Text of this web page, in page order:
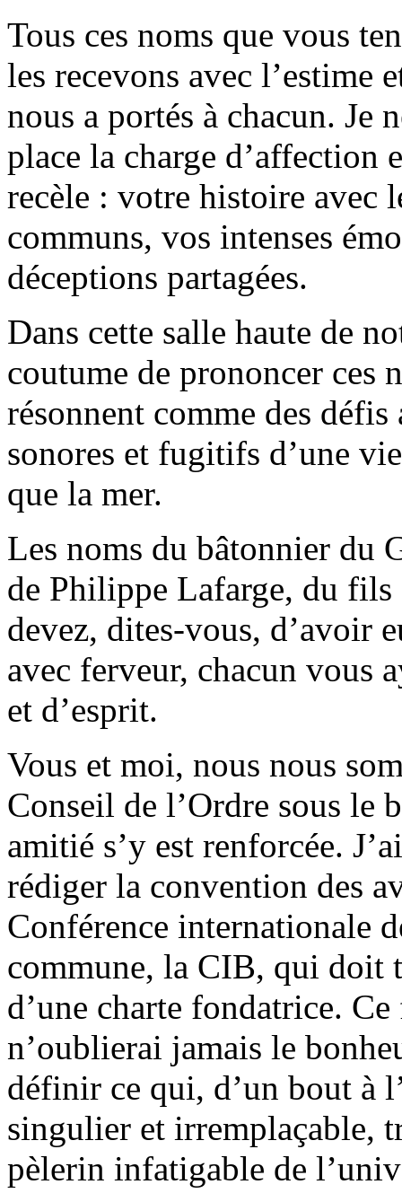
Tous ces noms que vous
les recevons avec l’estime
nous a portés à chacun. Je
place la charge d’affection
recèle : votre histoire avec
communs, vos intenses
déceptions partagées.
Dans cette salle haute de
coutume de prononcer ces
résonnent comme des
sonores et fugitifs d’une
que la mer.
Les noms du bâtonnier du
de Philippe Lafarge, du
devez, dites-vous, d’avoir
avec ferveur, chacun vous
et d’esprit.
Vous et moi, nous nous
Conseil de l’Ordre sous le
amitié s’y est renforcée.
rédiger la convention des
Conférence internationale
commune, la CIB, qui doit
d’une charte fondatrice.
n’oublierai jamais le
définir ce qui, d’un bout à
singulier et irremplaçable,
pèlerin infatigable de